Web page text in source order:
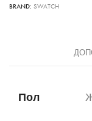
BRAND: SWATCH
Пол